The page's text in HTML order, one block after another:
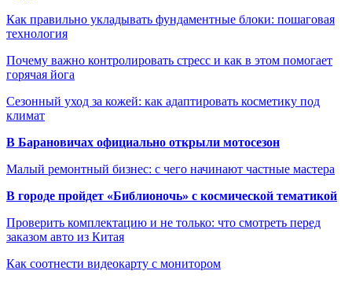
Как правильно укладывать фундаментные блоки: пошаговая
технология
Почему важно контролировать стресс и как в этом помогает
горячая йога
Сезонный уход за кожей: как адаптировать косметику под
климат
В Барановичах официально открыли мотосезон
Малый ремонтный бизнес: с чего начинают частные мастера
В городе пройдет «Библионочь» с космической тематикой
Проверить комплектацию и не только: что смотреть перед
заказом авто из Китая
Как соотнести видеокарту с монитором